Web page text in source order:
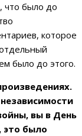
что было до
которое
было до этого.
вы в День
это было